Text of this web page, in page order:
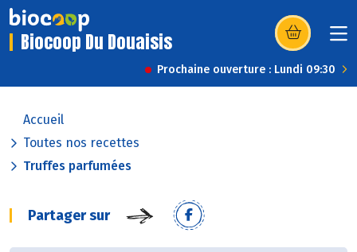
Biocoop Du Douaisis (s’ouvre dans
Prochaine ouverture : Lundi 09:30
Accueil
Toutes nos recettes
Truffes parfumées
Partager sur